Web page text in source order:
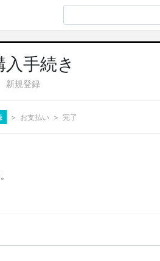
入手続き
新規登録
お支払い 完了